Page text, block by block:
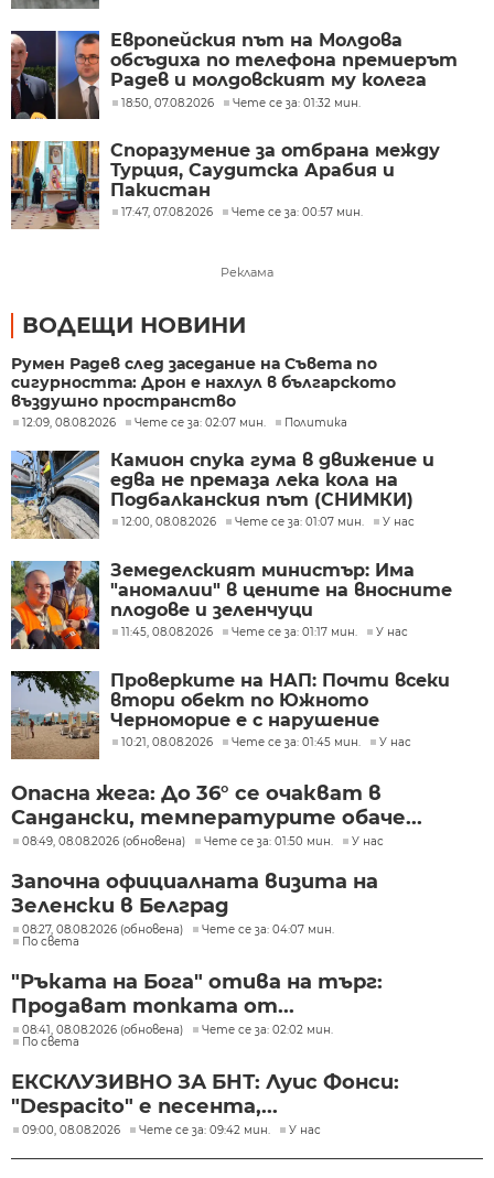
Европейския път на Молдова
обсъдиха по телефона премиерът
Радев и молдовският му колега
Тофан
18:50, 07.08.2026 Чете се за: 01:32 мин.
Споразумение за отбрана между
Турция, Саудитска Арабия и
Пакистан
17:47, 07.08.2026 Чете се за: 00:57 мин.
Реклама
ВОДЕЩИ НОВИНИ
Румен Радев след заседание на Съвета по
сигурността: Дрон е нахлул в българското
въздушно пространство
12:09, 08.08.2026 Чете се за: 02:07 мин. Политика
Камион спука гума в движение и
едва не премаза лека кола на
Подбалканския път (СНИМКИ)
12:00, 08.08.2026 Чете се за: 01:07 мин. У нас
Земеделският министър: Има
"аномалии" в цените на вносните
плодове и зеленчуци
11:45, 08.08.2026 Чете се за: 01:17 мин. У нас
Проверките на НАП: Почти всеки
втори обект по Южното
Черноморие е с нарушение
10:21, 08.08.2026 Чете се за: 01:45 мин. У нас
Опасна жега: До 36° се очакват в
Сандански, температурите обаче...
08:49, 08.08.2026 (обновена) Чете се за: 01:50 мин. У нас
Започна официалната визита на
Зеленски в Белград
08:27, 08.08.2026 (обновена)
Чете се за: 04:07 мин.
По света
"Ръката на Бога" отива на търг:
Продават топката от...
08:41, 08.08.2026 (обновена)
Чете се за: 02:02 мин.
По света
ЕКСКЛУЗИВНО ЗА БНТ: Луис Фонси:
"Despacito" е песента,...
09:00, 08.08.2026 Чете се за: 09:42 мин. У нас